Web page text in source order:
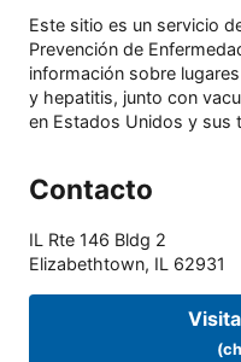
Este sitio es un servicio
Prevención de
información sobre
y hepatitis, junto con
en Estados Unidos y sus
Contacto
IL Rte 146 Bldg 2
Elizabethtown, IL 62931